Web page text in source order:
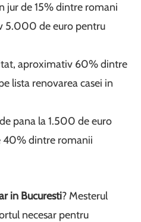
jur de 15% dintre romani
5.000 de euro pentru
aproximativ 60% dintre
lista renovarea casei in
pana la 1.500 de euro
40% dintre romanii
in Bucuresti? Mesterul
necesar pentru